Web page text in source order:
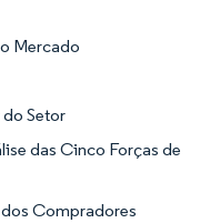
Mercado
do Setor
das Cinco Forças de
Compradores